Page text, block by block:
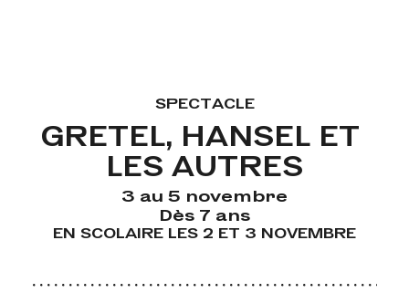
SPECTACLE
GRETEL, HANSEL ET
LES AUTRES
3 au 5 novembre
Dès 7 ans
EN SCOLAIRE LES 2 ET 3 NOVEMBRE